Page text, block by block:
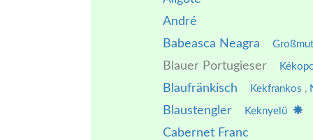
André
Babeasca Neagra
Blauer Portugieser
Blaufränkisch Kekfrankos ,
Blaustengler Keknyelü
Cabernet Franc